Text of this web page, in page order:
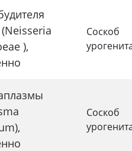
),
Соскоб
Соскоб